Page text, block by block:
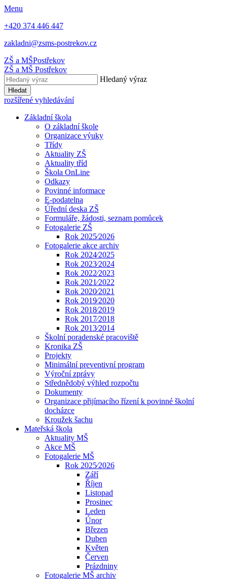
Menu
+420 374 446 447
zakladni@zsms-postrekov.cz
ZŠ a MŠPostřekov
ZŠ a MŠ Postřekov
Hledaný výraz
Hledat
rozšířené vyhledávání
Základní škola
O základní škole
Organizace výuky
Třídy
Aktuality ZŠ
Aktuality tříd
Škola OnLine
Odkazy
Povinné informace
E-podatelna
Úřední deska ZŠ
Formuláře, žádosti, seznam pomůcek
Fotogalerie ZŠ
Rok 2025⁄2026
Fotogalerie akce archiv
Rok 2024⁄2025
Rok 2023⁄2024
Rok 2022⁄2023
Rok 2021⁄2022
Rok 2020⁄2021
Rok 2019⁄2020
Rok 2018⁄2019
Rok 2017⁄2018
Rok 2013⁄2014
Školní poradenské pracoviště
Kronika ZŠ
Projekty
Minimální preventivní program
Výroční zprávy
Střednědobý výhled rozpočtu
Dokumenty
Organizace přijímacího řízení k povinné školní
docházce
Kroužek šachu
Mateřská škola
Aktuality MŠ
Akce MŠ
Fotogalerie MŠ
Rok 2025⁄2026
Září
Říjen
Listopad
Prosinec
Leden
Únor
Březen
Duben
Květen
Červen
Prázdniny
Fotogalerie MŠ archiv